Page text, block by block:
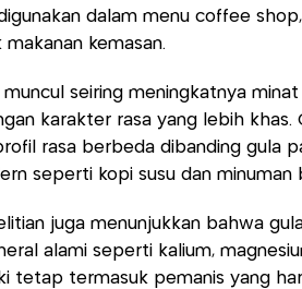
dalam menu coffee
makanan kemasan.
seiring meningkatnya
karakter rasa yang lebih khas.
rasa berbeda dibanding gula
seperti kopi susu dan minuman
juga menunjukkan bahwa
alami seperti kalium,
tetap termasuk pemanis yang